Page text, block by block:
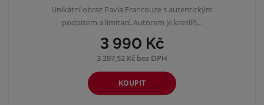
3 990 Kč
3 297,52 Kč bez DPH
KOUPIT
Unikátní obraz Pavla Francouze s autentickým
podpisem a limitací. Autorem je kreslířJ...